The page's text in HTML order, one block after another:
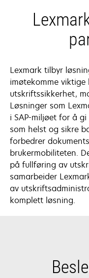
Lexmark tilbyr
imøtekomme
utskriftssikkerhet,
Løsninger som
i SAP-miljøet for å
som helst og sikre
forbedrer
brukermobiliteten.
på fullføring av
samarbeider
av
komplett løsning.